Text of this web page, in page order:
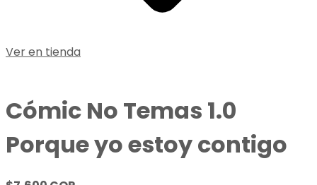
Ver en tienda
Cómic No Temas 1.0
Porque yo estoy contigo